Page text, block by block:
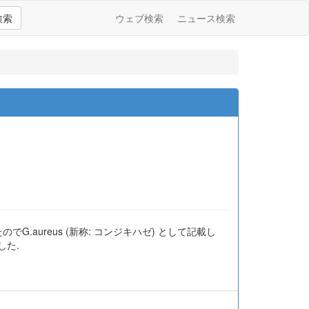
索 ウェブ検索 ニュース検索
でG.aureus (新称: コンジキハゼ) として記載し
た.